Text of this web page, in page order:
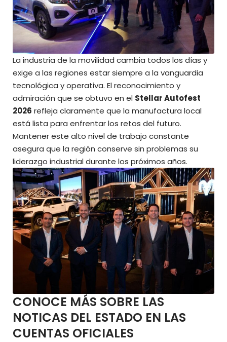
La industria de la movilidad cambia todos los días y
exige a las regiones estar siempre a la vanguardia
tecnológica y operativa. El reconocimiento y
admiración que se obtuvo en el Stellar Autofest
2026 refleja claramente que la manufactura local
está lista para enfrentar los retos del futuro.
Mantener este alto nivel de trabajo constante
asegura que la región conserve sin problemas su
liderazgo industrial durante los próximos años.
CONOCE MÁS SOBRE LAS
NOTICAS DEL ESTADO EN LAS
CUENTAS OFICIALES